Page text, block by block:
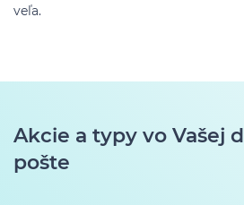
veľa.
Akcie a typy vo Vašej
pošte